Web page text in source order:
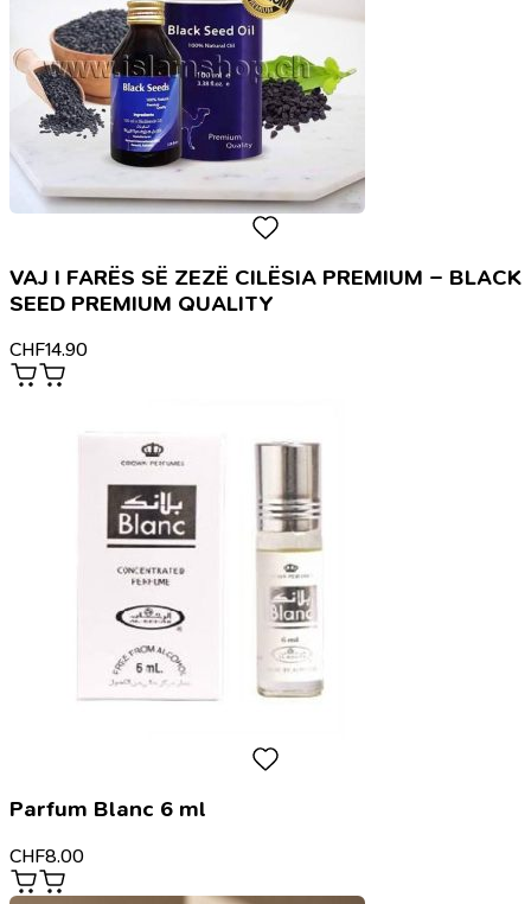
VAJ I FARËS SË ZEZË CILËSIA PREMIUM – BLACK
SEED PREMIUM QUALITY
CHF14.90
Parfum Blanc 6 ml
CHF8.00